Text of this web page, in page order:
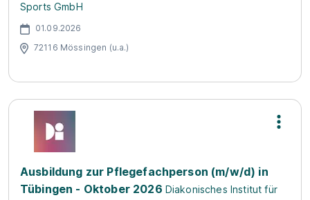
Sports GmbH
01.09.2026
72116 Mössingen (u.a.)
Ausbildung zur Pflegefachperson (m/w/d) in
Tübingen - Oktober 2026 Diakonisches Institut für